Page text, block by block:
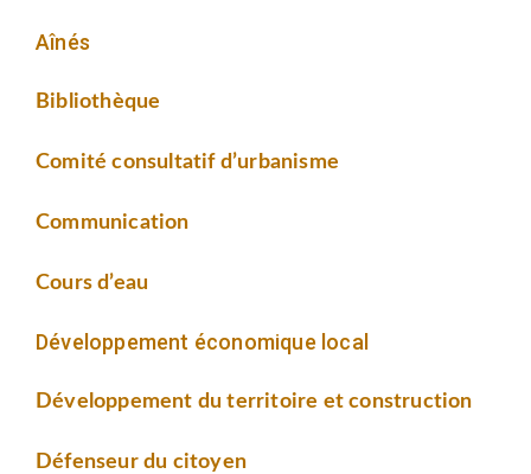
Aînés
Bibliothèque
Comité consultatif d’urbanisme
Communication
Cours d’eau
Développement économique local
Développement du territoire et construction
Défenseur du citoyen